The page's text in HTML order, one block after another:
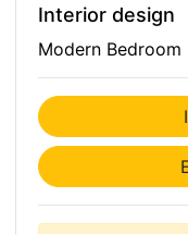
Interior design
Modern Bedroom